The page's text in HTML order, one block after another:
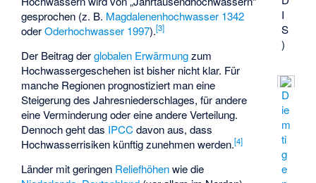
I
S
)
D
ie
m
ti
g
e
gesprochen (z. B. Magdalenenhochwasser 1342
oderOderhochwasser 1997).[3]
Der Beitrag derglobalen Erwärmungzum
Hochwassergeschehen ist bisher nicht klar. Für
manche Regionen prognostiziert man eine
Steigerung des Jahresniederschlages, für andere
eine Verminderung oder eine andere Verteilung.
Dennoch geht das IPCCdavon aus, dass
Hochwasserrisiken künftig zunehmen werden.[4]
Länder mit geringen Reliefhöhenwie die